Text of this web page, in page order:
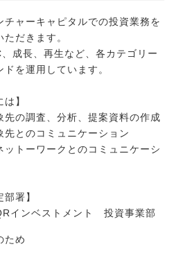
をお考えの方
チャーキャピタルでの投資業務を
だきます。
成長、再生など、各カテゴリー
ドを運用しています。
は】
先の調査、分析、提案資料の作成
先とのコミュニケーション
ットーワークとのコミュニケーシ
部署】
インベストメント 投資事業部
ため